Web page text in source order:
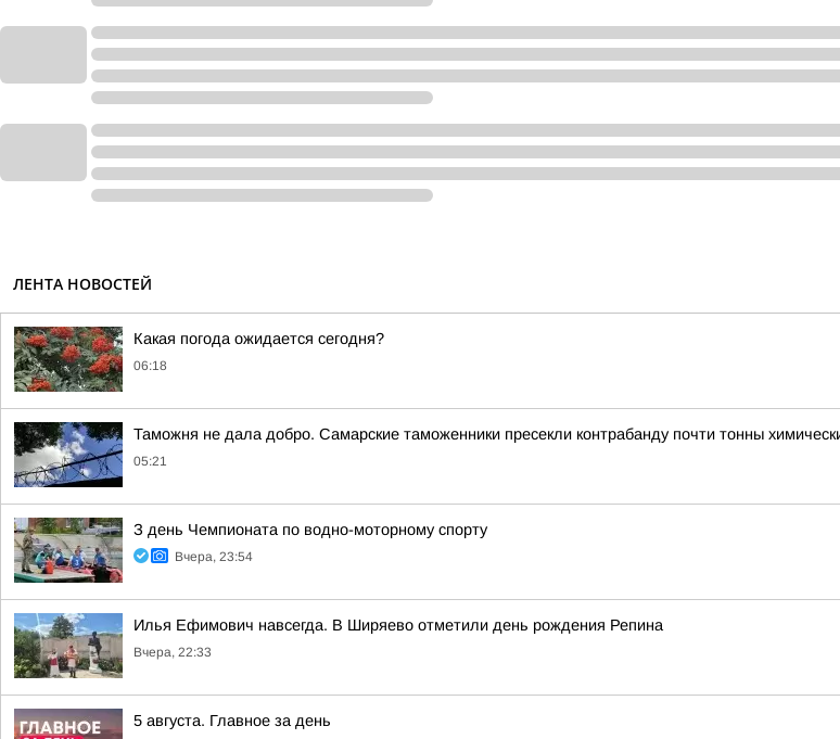
ЛЕНТА НОВОСТЕЙ
Какая погода ожидается сегодня?
06:18
Таможня не дала добро. Самарские таможенники пресекли контрабанду почти тонны
05:21
З день Чемпионата по водно-моторному спорту
Вчера, 23:54
Илья Ефимович навсегда. В Ширяево отметили день рождения Репина
Вчера, 22:33
5 августа. Главное за день